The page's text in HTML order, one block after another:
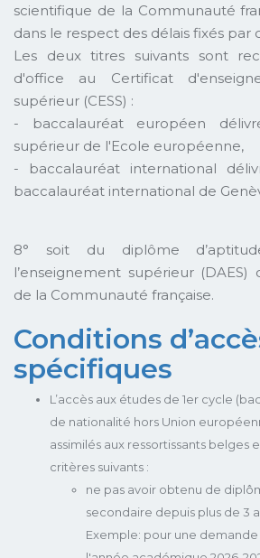
scientifique de la Communauté
dans le respect des délais fixés par
Les deux titres suivants sont
d'office au Certificat
supérieur (CESS) :
- baccalauréat européen
supérieur de l'Ecole européenne,
- baccalauréat international
baccalauréat international de
8° soit du diplôme
l’enseignement supérieur
de la Communauté française.
Conditions
spécifiques
L’accès aux études de 1er cycle
de nationalité hors Union
assimilés aux ressortissants belges
critères suivants :
ne pas avoir obtenu de
secondaire depuis plus de 3
Exemple: pour une